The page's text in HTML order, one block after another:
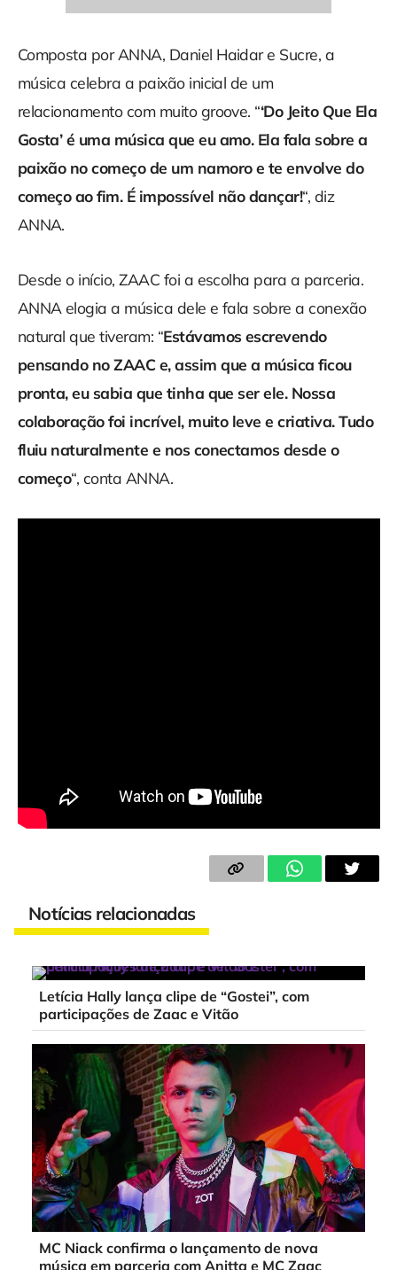
Composta por ANNA, Daniel Haidar e Sucre, a
música celebra a paixão inicial de um
relacionamento com muito groove. “‘Do Jeito Que Ela
Gosta’ é uma música que eu amo. Ela fala sobre a
paixão no começo de um namoro e te envolve do
começo ao fim. É impossível não dançar!“, diz
ANNA.
Desde o início, ZAAC foi a escolha para a parceria.
ANNA elogia a música dele e fala sobre a conexão
natural que tiveram: “Estávamos escrevendo
pensando no ZAAC e, assim que a música ficou
pronta, eu sabia que tinha que ser ele. Nossa
colaboração foi incrível, muito leve e criativa. Tudo
fluiu naturalmente e nos conectamos desde o
começo“, conta ANNA.
Notícias relacionadas
Letícia Hally lança clipe de “Gostei”, com
participações de Zaac e Vitão
MC Niack confirma o lançamento de nova
música em parceria com Anitta e MC Zaac